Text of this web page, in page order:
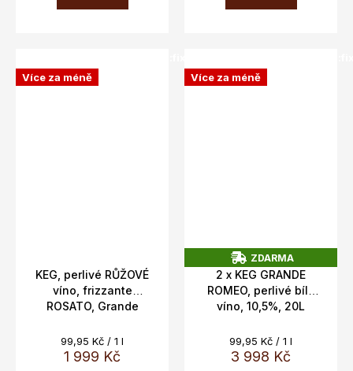
Více za méně
KEG, perlivé RŮŽOVÉ
víno, frizzante
ROSATO, Grande
20L
1 999 Kč
Měrná
cena:
99,95 Kč / 1 l
Více za méně
Z
D
A
R
ZDARMA
2 x KEG GRANDE
ROMEO, perlivé bílé
víno, 10,5%, 20L
3 998 Kč
Měrná
cena:
99,95 Kč / 1 l